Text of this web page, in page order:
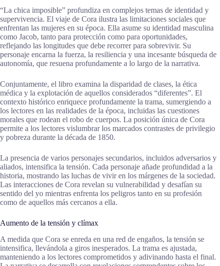
“La chica imposible” profundiza en complejos temas de identidad y
supervivencia. El viaje de Cora ilustra las limitaciones sociales que
enfrentan las mujeres en su época. Ella asume su identidad masculina
como Jacob, tanto para protección como para oportunidades,
reflejando las longitudes que debe recorrer para sobrevivir. Su
personaje encarna la fuerza, la resiliencia y una incesante búsqueda de
autonomía, que resuena profundamente a lo largo de la narrativa.
Conjuntamente, el libro examina la disparidad de clases, la ética
médica y la explotación de aquellos considerados “diferentes”. El
contexto histórico enriquece profundamente la trama, sumergiendo a
los lectores en las realidades de la época, incluidas las cuestiones
morales que rodean el robo de cuerpos. La posición única de Cora
permite a los lectores vislumbrar los marcados contrastes de privilegio
y pobreza durante la década de 1850.
La presencia de varios personajes secundarios, incluidos adversarios y
aliados, intensifica la tensión. Cada personaje añade profundidad a la
historia, mostrando las luchas de vivir en los márgenes de la sociedad.
Las interacciones de Cora revelan su vulnerabilidad y desafían su
sentido del yo mientras enfrenta los peligros tanto en su profesión
como de aquellos más cercanos a ella.
Aumento de la tensión y clímax
A medida que Cora se enreda en una red de engaños, la tensión se
intensifica, llevándola a giros inesperados. La trama es ajustada,
manteniendo a los lectores comprometidos y adivinando hasta el final.